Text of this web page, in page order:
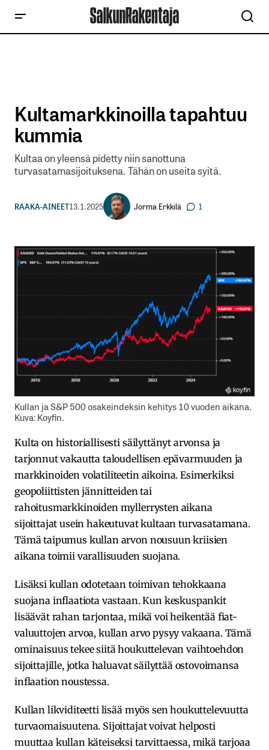
Kultamarkkinoilla tapahtuu
kummia
Kultaa on yleensä pidetty niin sanottuna
turvasatamasijoituksena. Tähän on useita syitä.
RAAKA-AINEET13.1.2025 Jorma Erkkilä 1
Kullan ja S&P 500 osakeindeksin kehitys 10 vuoden aikana.
Kuva: Koyfin.
Kulta on historiallisesti säilyttänyt arvonsa ja
tarjonnut vakautta taloudellisen epävarmuuden ja
markkinoiden volatiliteetin aikoina. Esimerkiksi
geopoliittisten jännitteiden tai
rahoitusmarkkinoiden myllerrysten aikana
sijoittajat usein hakeutuvat kultaan turvasatamana.
Tämä taipumus kullan arvon nousuun kriisien
aikana toimii varallisuuden suojana.
Lisäksi kullan odotetaan toimivan tehokkaana
suojana inflaatiota vastaan. Kun keskuspankit
lisäävät rahan tarjontaa, mikä voi heikentää fiat-
valuuttojen arvoa, kullan arvo pysyy vakaana. Tämä
ominaisuus tekee siitä houkuttelevan vaihtoehdon
sijoittajille, jotka haluavat säilyttää ostovoimansa
inflaation noustessa.
Kullan likviditeetti lisää myös sen houkuttelevuutta
turvaomaisuutena. Sijoittajat voivat helposti
muuttaa kullan käteiseksi tarvittaessa, mikä tarjoaa